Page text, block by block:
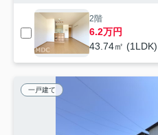
2階
6.2万円
43.74㎡ (1LDK)
一戸建て